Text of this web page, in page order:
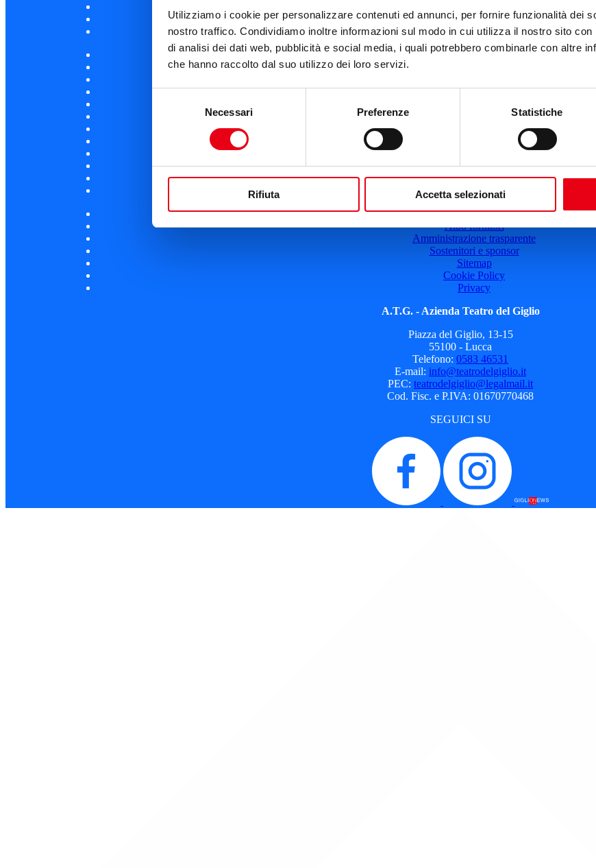
Utilizziamo i cookie per personalizzare contenuti ed annunci, per fornire funzionalità dei
nostro traffico. Condividiamo inoltre informazioni sul modo in cui utilizza il nostro sito
di analisi dei dati web, pubblicità e social media, i quali potrebbero combinarle con altre
che hanno raccolto dal suo utilizzo dei loro servizi.
Necessari Preferenze Statistiche
Rifiuta Accetta selezionati
Laboratori 2024/25
Spazi e servizi
Biglietteria
Le nostre produzioni
Il Teatro del Giglio Giacomo Puccini
Il Teatro San Girolamo
Biblioteca
Contatti
Sostenitori e sponsor
Atti e Regolamenti
Albo fornitori
Amministrazione trasparente
Sostenitori e sponsor
Sitemap
Cookie Policy
Privacy
A.T.G. - Azienda Teatro del Giglio
Piazza del Giglio, 13-15
55100 - Lucca
Telefono: 0583 46531
E-mail: info@teatrodelgiglio.it
PEC: teatrodelgiglio@legalmail.it
Cod. Fisc. e P.IVA: 01670770468
SEGUICI SU